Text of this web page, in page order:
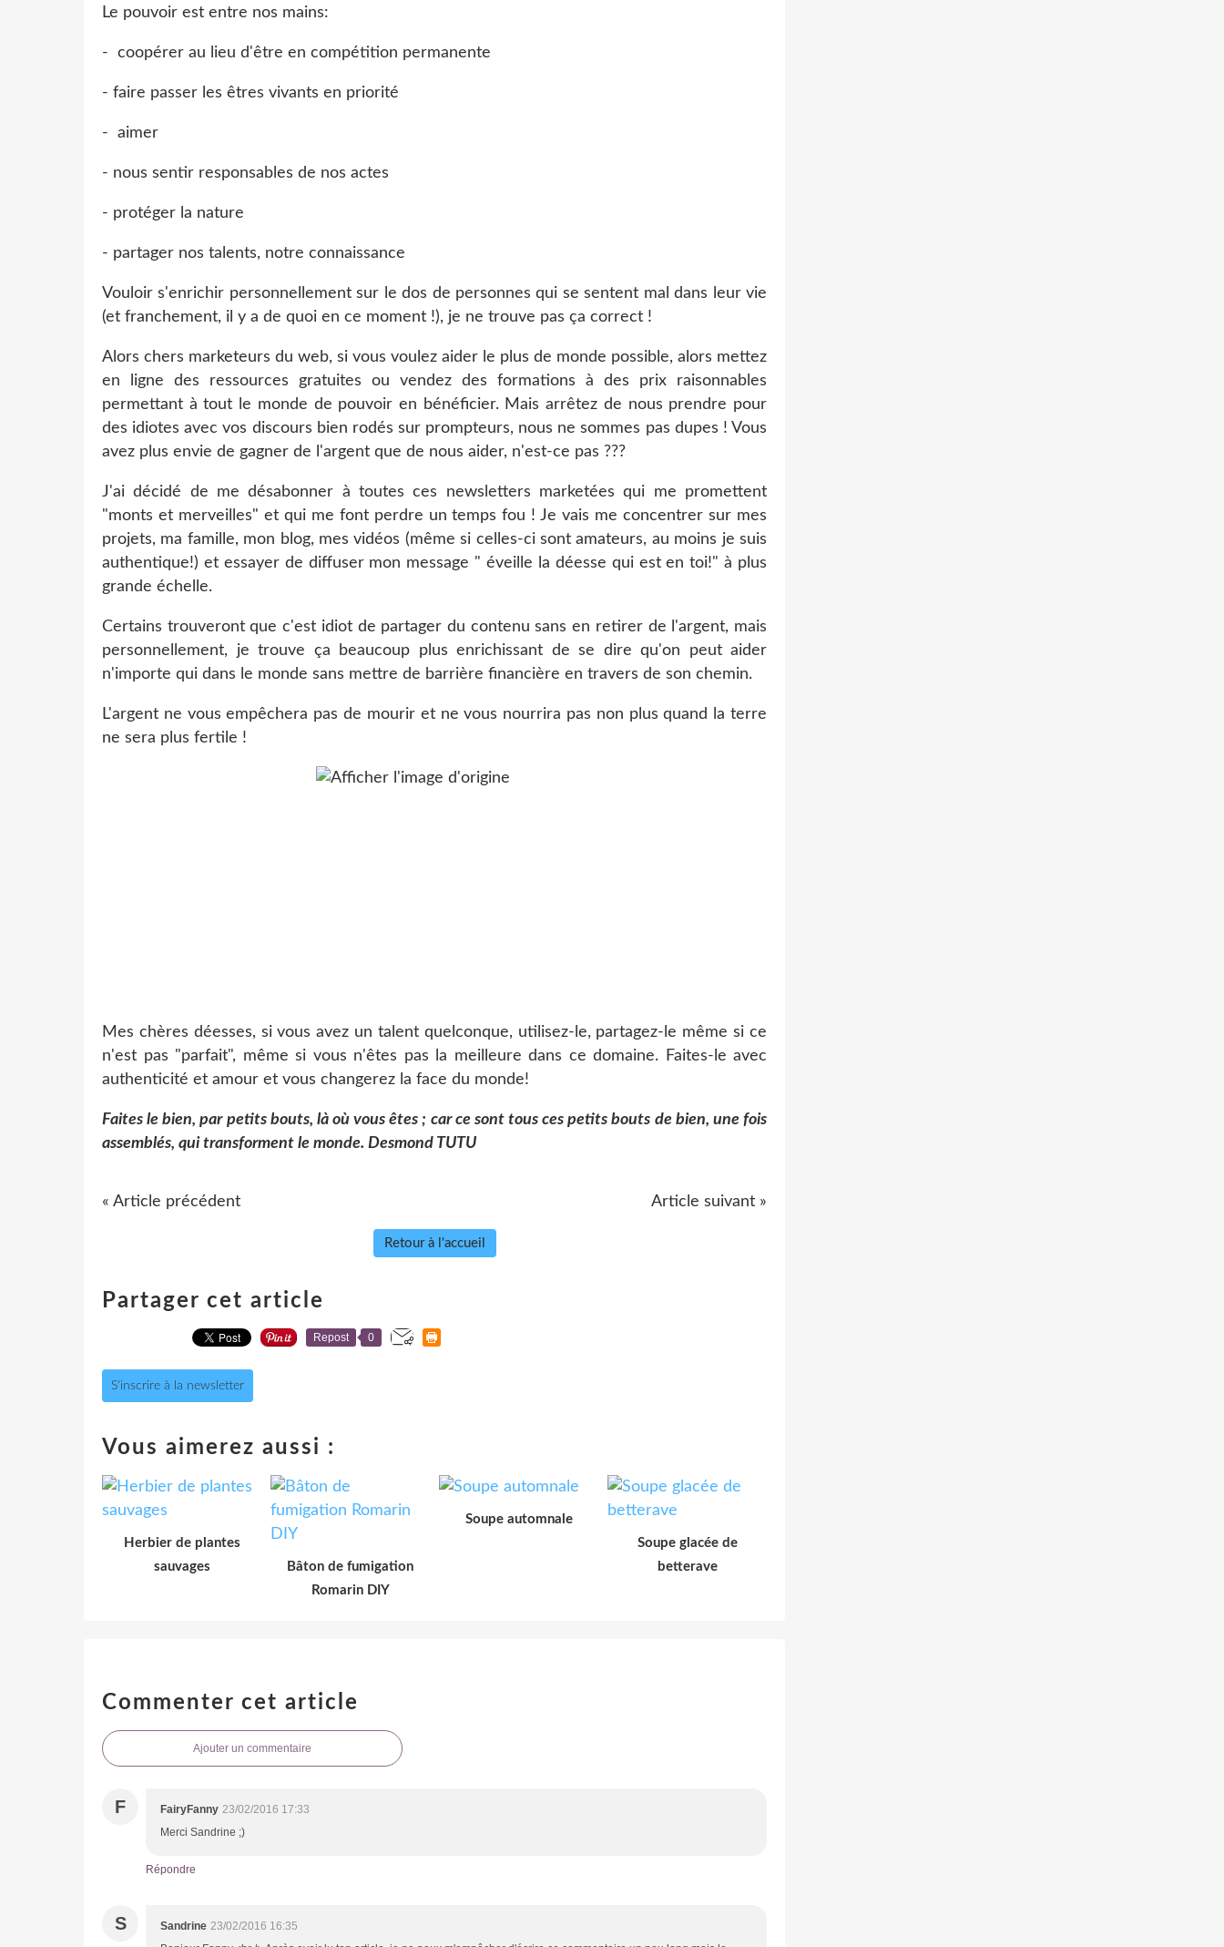
Le pouvoir est entre nos mains:
- coopérer au lieu d'être en compétition permanente
- faire passer les êtres vivants en priorité
- aimer
- nous sentir responsables de nos actes
- protéger la nature
- partager nos talents, notre connaissance
Vouloir s'enrichir personnellement sur le dos de personnes qui se sentent mal dans leur vie
(et franchement, il y a de quoi en ce moment !), je ne trouve pas ça correct !
Alors chers marketeurs du web, si vous voulez aider le plus de monde possible, alors mettez
en ligne des ressources gratuites ou vendez des formations à des prix raisonnables
permettant à tout le monde de pouvoir en bénéficier. Mais arrêtez de nous prendre pour
des idiotes avec vos discours bien rodés sur prompteurs, nous ne sommes pas dupes ! Vous
avez plus envie de gagner de l'argent que de nous aider, n'est-ce pas ???
J'ai décidé de me désabonner à toutes ces newsletters marketées qui me promettent
"monts et merveilles" et qui me font perdre un temps fou ! Je vais me concentrer sur mes
projets, ma famille, mon blog, mes vidéos (même si celles-ci sont amateurs, au moins je suis
authentique!) et essayer de diffuser mon message " éveille la déesse qui est en toi!" à plus
grande échelle.
Certains trouveront que c'est idiot de partager du contenu sans en retirer de l'argent, mais
personnellement, je trouve ça beaucoup plus enrichissant de se dire qu'on peut aider
n'importe qui dans le monde sans mettre de barrière financière en travers de son chemin.
L'argent ne vous empêchera pas de mourir et ne vous nourrira pas non plus quand la terre
ne sera plus fertile !
Mes chères déesses, si vous avez un talent quelconque, utilisez-le, partagez-le même si ce
n'est pas "parfait", même si vous n'êtes pas la meilleure dans ce domaine. Faites-le avec
authenticité et amour et vous changerez la face du monde!
Faites le bien, par petits bouts, là où vous êtes ; car ce sont tous ces petits bouts de bien, une fois
assemblés, qui transforment le monde. Desmond TUTU
« Article précédent Article suivant »
Retour à l'accueil
Partager cet article
Repost 0
S'inscrire à la newsletter
Vous aimerez aussi :
Herbier de plantes
sauvages
Bâton de fumigation
Romarin DIY
Soupe automnale
Soupe glacée de
betterave
Commenter cet article
Ajouter un commentaire
F FairyFanny 23/02/2016 17:33
Merci Sandrine ;)
Répondre
S Sandrine 23/02/2016 16:35